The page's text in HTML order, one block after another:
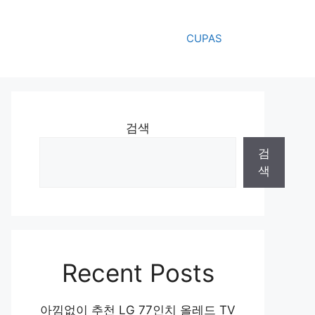
CUPAS
검색
검
색
Recent Posts
아낌없이 추천 LG 77인치 올레드 TV